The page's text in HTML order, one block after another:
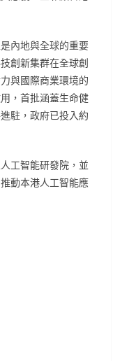
內地與全球的重要
創新集群在全球創
與國際商業環境的
，首批涵蓋生命健
駐，政府已投入約
工智能研發院，並
動本港人工智能應